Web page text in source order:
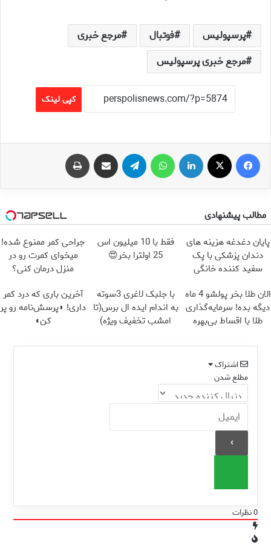
پرسپولیس فوتبال
مرجع خبری
مرجع خبری پرسپولیس
کپی لینک
فیس بوک لینکدین تلگرام اشتراک گذاری از طریق ایمیل
مطالب پیشنهادی
پایان دغدغه هزینه های
دندان پزشکی با پک
سفید کننده خانگی
فقط با 10 میلیون اس
25 اولترا بخر😍
جراحی کمر ممنوع شده!
میخوای کمرت رو در
منزل درمان کنی؟
الان طلا بخر پولشو 4 ماه
دیگه بده! سرمایه‌گذاری
طلا با اقساط بی‌بهره
با جلبک لاغری 3سوته
به اندام ایده ال برس(تا
امشب تخفیف ویژه)
آخرین باری که درد کمر
داری! ◗پرسش‌نامه رو پر
کن◖
اشتراک
مطلع شدن
0نظرات